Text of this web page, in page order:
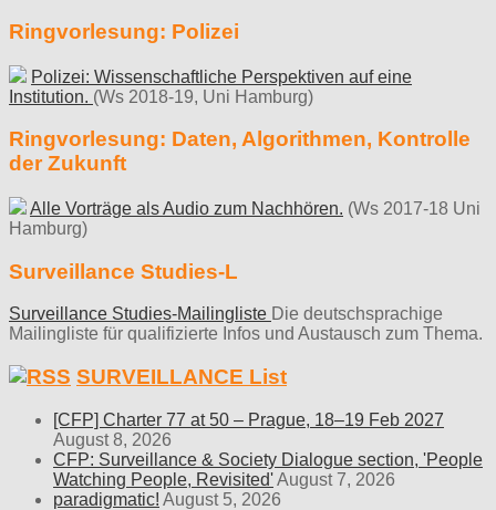
Ringvorlesung: Polizei
Polizei: Wissenschaftliche Perspektiven auf eine
Institution. (Ws 2018-19, Uni Hamburg)
Ringvorlesung: Daten, Algorithmen, Kontrolle
der Zukunft
Alle Vorträge als Audio zum Nachhören. (Ws 2017-18 Uni
Hamburg)
Surveillance Studies-L
Surveillance Studies-Mailingliste Die deutschsprachige
Mailingliste für qualifizierte Infos und Austausch zum Thema.
SURVEILLANCE List
[CFP] Charter 77 at 50 – Prague, 18–19 Feb 2027
August 8, 2026
CFP: Surveillance & Society Dialogue section, 'People
Watching People, Revisited'August 7, 2026
paradigmatic! August 5, 2026